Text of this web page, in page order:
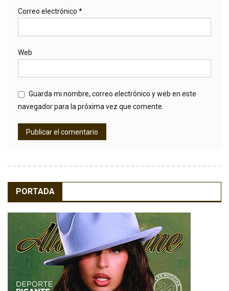
Correo electrónico *
Web
Guarda mi nombre, correo electrónico y web en este
navegador para la próxima vez que comente.
PORTADA